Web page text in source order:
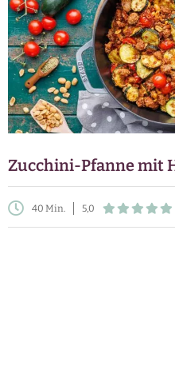
Zucchini-Pfanne mit
40 Min. 5,0